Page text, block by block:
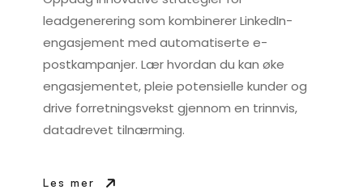
leadgenerering som kombinerer LinkedIn-
engasjement med automatiserte e-
postkampanjer. Lær hvordan du kan øke
engasjementet, pleie potensielle kunder og
drive forretningsvekst gjennom en trinnvis,
datadrevet tilnærming.
Les mer